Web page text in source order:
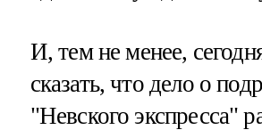
И, тем не менее,
сказать, что дело о
"Невского экспресса"